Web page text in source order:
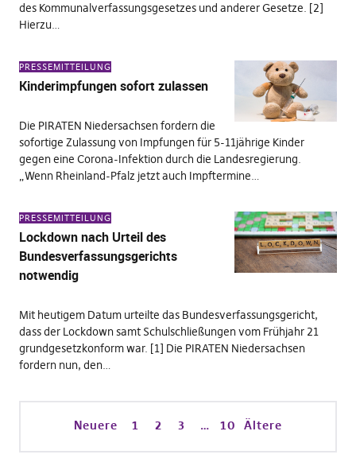
des Kommunalverfassungsgesetzes und anderer Gesetze. [2]
Hierzu…
PRESSEMITTEILUNG
Kinderimpfungen sofort zulassen
Die PIRATEN Niedersachsen fordern die
sofortige Zulassung von Impfungen für 5-11jährige Kinder
gegen eine Corona-Infektion durch die Landesregierung.
„Wenn Rheinland-Pfalz jetzt auch Impftermine…
PRESSEMITTEILUNG
Lockdown nach Urteil des
Bundesverfassungsgerichts
notwendig
Mit heutigem Datum urteilte das Bundesverfassungsgericht,
dass der Lockdown samt Schulschließungen vom Frühjahr 21
grundgesetzkonform war. [1] Die PIRATEN Niedersachsen
fordern nun, den…
Neuere 1 2 3 … 10 Ältere